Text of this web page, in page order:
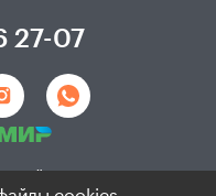
27-07